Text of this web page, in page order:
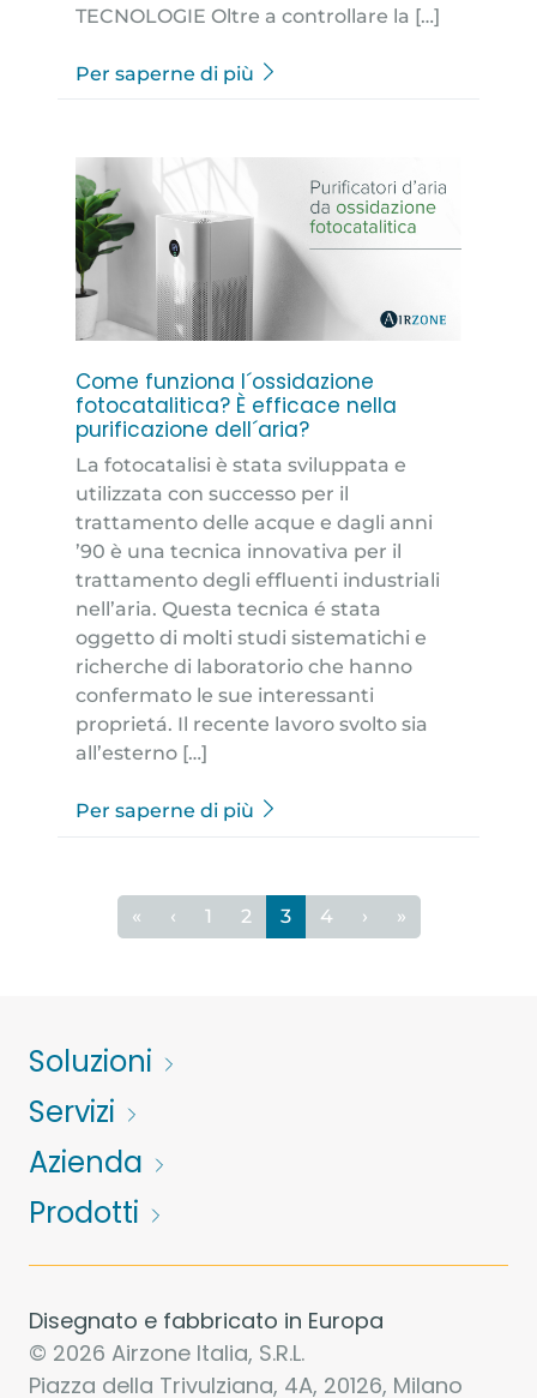
TECNOLOGIE Oltre a controllare la […]
Per saperne di più
Come funziona l´ossidazione
fotocatalitica? È efficace nella
purificazione dell´aria?
La fotocatalisi è stata sviluppata e
utilizzata con successo per il
trattamento delle acque e dagli anni
’90 è una tecnica innovativa per il
trattamento degli effluenti industriali
nell’aria. Questa tecnica é stata
oggetto di molti studi sistematichi e
richerche di laboratorio che hanno
confermato le sue interessanti
proprietá. Il recente lavoro svolto sia
all’esterno […]
Per saperne di più
« ‹ 1 2 3 4 › »
Soluzioni
Servizi
Azienda
Prodotti
Disegnato e fabbricato in Europa
© 2026 Airzone Italia, S.R.L.
Piazza della Trivulziana, 4A, 20126, Milano